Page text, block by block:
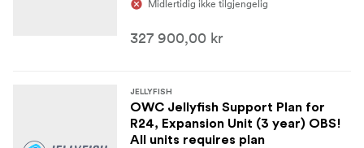
Midlertidig ikke tilgjengelig
327 900,00 kr
JELLYFISH
OWC Jellyfish Support Plan for
R24, Expansion Unit (3 year) OBS!
All units requires plan